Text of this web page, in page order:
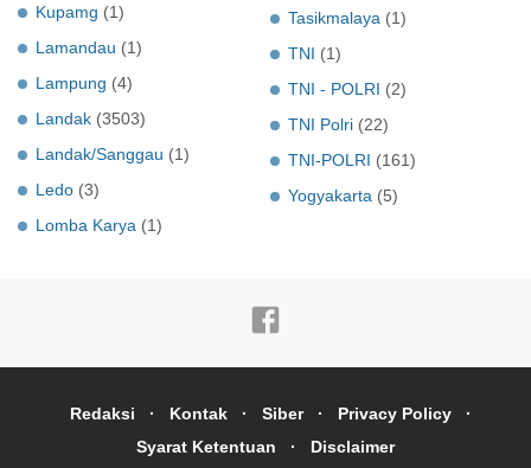
Kupamg (1)
Lamandau (1)
Lampung (4)
Landak (3503)
Landak/Sanggau (1)
Ledo (3)
Lomba Karya (1)
Tasikmalaya (1)
TNI (1)
TNI - POLRI (2)
TNI Polri (22)
TNI-POLRI (161)
Yogyakarta (5)
Redaksi Kontak Siber
Privacy Policy
Syarat Ketentuan
Disclaimer